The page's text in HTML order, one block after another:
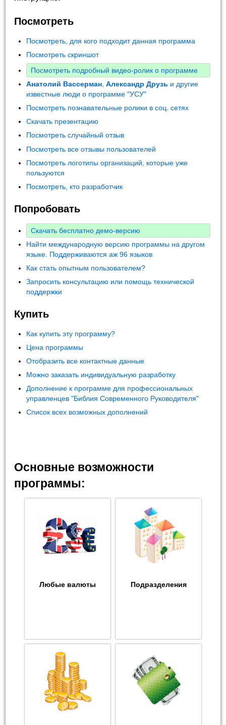
Посмотреть
Посмотреть, для кого подходит данная программа
Посмотреть скриншот
Посмотреть подробный видео-ролик о программе
Анатолий Вассерман ,Александр Друзь и другие
известные люди о программе "УСУ"
Посмотреть познавательные ролики в соц. сетях
Скачать презентацию
Посмотреть случайный отзыв
Посмотреть все отзывы пользователей
Посмотреть логотипы организаций, которые уже
пользуются
Посмотреть, кто разработчик
Попробовать
Скачать бесплатно демо-версию
Найти международную версию программы на другом
языке. Поддерживаются аж 96 языков
Как стать опытным пользователем?
Запросить консультацию или помощь технической
поддержки
Купить
Как купить эту программу?
Цена программы
Отобразить все контактные данные
Можно заказать индивидуальную разработку
Дополнение к программе для профессиональных
управленцев "Библия Современного Руководителя"
Список всех возможных дополнений
Основные возможности
программы:
Любые валюты Подразделения